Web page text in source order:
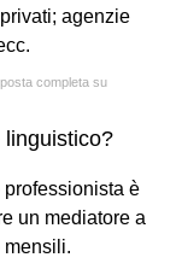
agenzie
completa su
è
un mediatore a
mensili.